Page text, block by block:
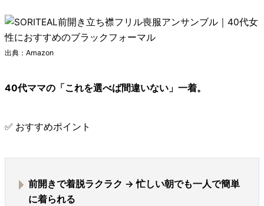
出典：Amazon
40代ママの「これを選べば間違いない」一着。
✅ おすすめポイント
前開きで着脱ラクラク → 忙しい朝でも一人で簡単
に着られる